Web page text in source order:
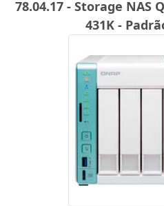
78.04.17 - Storage NAS
431K -